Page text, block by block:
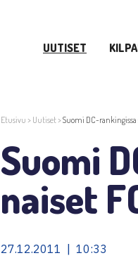
UUTISET
Etusivu > Uutiset>Suomi DC-rankingissa
Suomi
naiset
27.12.2011 | 10:33